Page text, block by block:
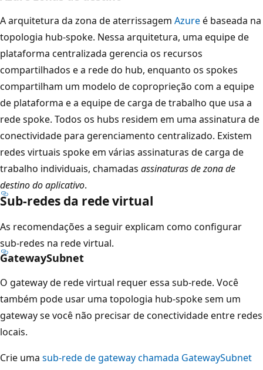
h
u
c
n
t
ê
s
e
r
v
i
ç
o
:
A arquitetura da zona de aterrissagem Azureé baseada na
topologia hub-spoke. Nessa arquitetura, uma equipe de
plataforma centralizada gerencia os recursos
compartilhados e a rede do hub, enquanto os spokes
compartilham um modelo de coproprieção com a equipe
de plataforma e a equipe de carga de trabalho que usa a
rede spoke. Todos os hubs residem em uma assinatura de
conectividade para gerenciamento centralizado. Existem
redes virtuais spoke em várias assinaturas de carga de
trabalho individuais, chamadas assinaturas de zona de
destino do aplicativo.
Sub-redes da rede virtual
As recomendações a seguir explicam como configurar
sub-redes na rede virtual.
GatewaySubnet
O gateway de rede virtual requer essa sub-rede. Você
também pode usar uma topologia hub-spoke sem um
gateway se você não precisar de conectividade entre redes
locais.
Crie uma sub-rede de gateway chamada GatewaySubnet